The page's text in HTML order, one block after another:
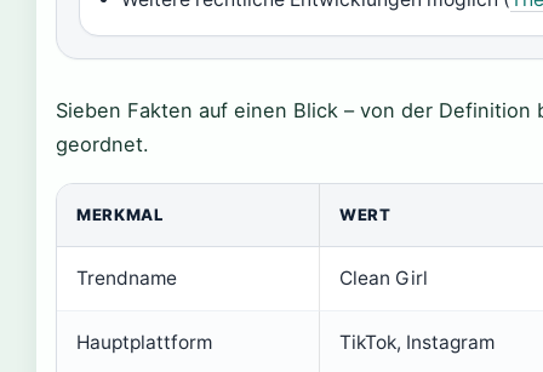
Sieben Fakten auf einen Blick – von der
geordnet.
MERKMAL WERT
Trendname Clean Girl
Hauptplattform TikTok, Instagram